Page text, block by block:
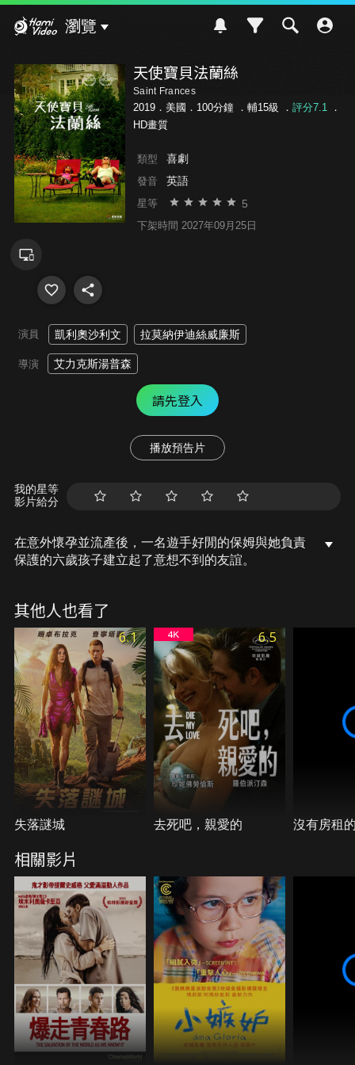
瀏覽
天使寶貝法蘭絲
Saint Frances
2019．美國．100分鐘 ． 輔15級 ． 評分7.1．
HD畫質
類型 喜劇
發音 英語
星等 5
下架時間 2027年09月25日
演員 凱利奧沙利文 拉莫納伊迪絲威廉斯
導演 艾力克斯湯普森
請先登入
播放預告片
我的星等
影片給分
在意外懷孕並流產後，一名遊手好閒的保姆與她負責
保護的六歲孩子建立起了意想不到的友誼。
其他人也看了
6.1
失落謎城
6.5
去死吧，親愛的 沒有房租
相關影片